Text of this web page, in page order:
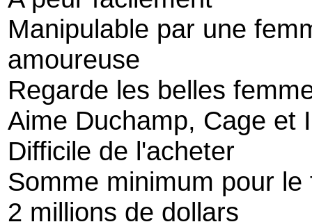
Manipulable par une
amoureuse
Regarde les belles
Aime Duchamp, Cage et
Difficile de l'acheter
Somme minimum pour le
2 millions de dollars